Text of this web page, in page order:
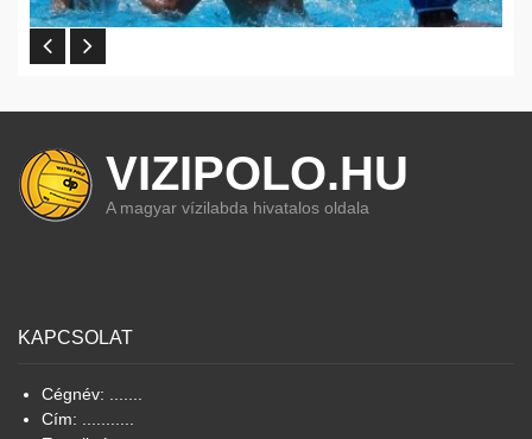
VIZIPOLO.HU
A magyar vízilabda hivatalos oldala
KAPCSOLAT
Cégnév: .......
Cím: ...........